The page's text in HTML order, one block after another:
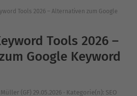
Tools 2026 – Alternativen zum Google
Tools 2026 –
Google Keyword
(GF) 29.05.2026 · Kategorie(n): SEO